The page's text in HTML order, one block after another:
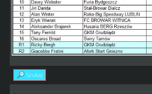
Szukaj